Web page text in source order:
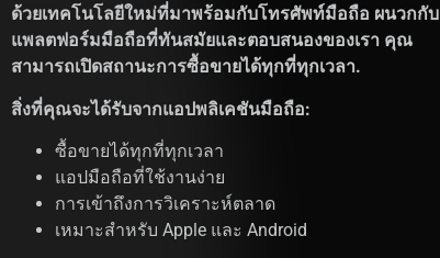
ด้วยเทคโนโลยีใหม่ที่มาพร้อมกับโทรศัพท์มือถือ ผนวกกับ
แพลตฟอร์มมือถือที่ทันสมัยและตอบสนองของเรา คุณ
สามารถเปิดสถานะการซื้อขายได้ทุกที่ทุกเวลา.
สิ่งที่คุณจะได้รับจากแอปพลิเคชันมือถือ:
ซื้อขายได้ทุกที่ทุกเวลา
แอปมือถือที่ใช้งานง่าย
การเข้าถึงการวิเคราะห์ตลาด
เหมาะสำหรับ Apple และ Android